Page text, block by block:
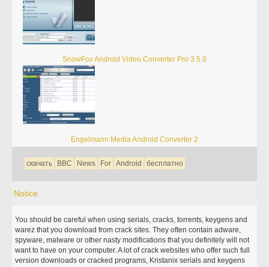
SnowFox Android Video Converter Pro 3.5.0
Engelmann Media Android Converter 2
скачать BBC News For Android бесплатно
Notice
You should be careful when using serials, cracks, torrents, keygens and
warez that you download from crack sites. They often contain adware,
spyware, malware or other nasty modifications that you definitely will not
want to have on your computer. A lot of crack websites who offer such full
version downloads or cracked programs, Kristanix serials and keygens